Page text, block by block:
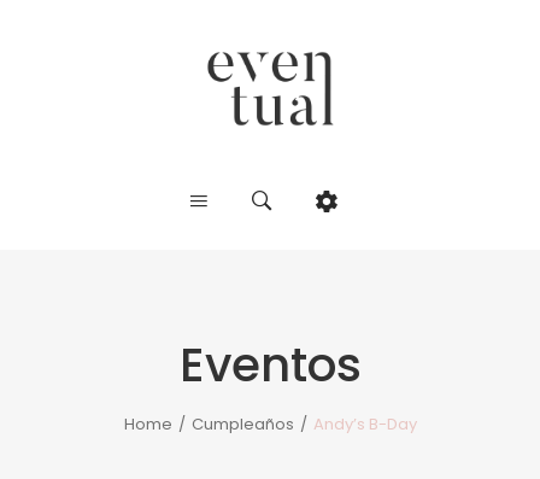
Eventos
Home / Cumpleaños / Andy’s B-Day